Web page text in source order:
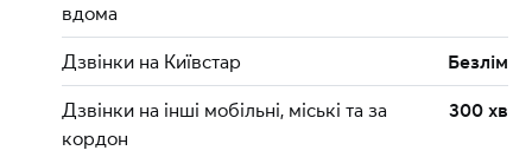
вдома
Дзвінки на Київстар Безлім
Дзвінки на інші мобільні, міські та за
кордон
300 хв